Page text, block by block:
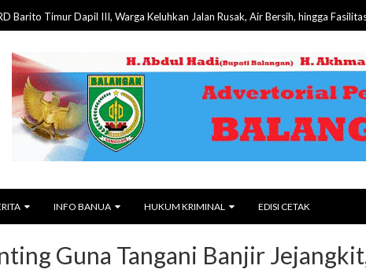
Timur Dapil III, Warga Keluhkan Jalan Rusak, Air Bersih, hingga Fasilitas Publik
INFO BANUA HUKUM KRIMINAL EDISI CETAK
Guna Tangani Banjir